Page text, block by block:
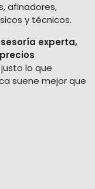
afinadores,
y técnicos.
experta,
lo que
suene mejor que